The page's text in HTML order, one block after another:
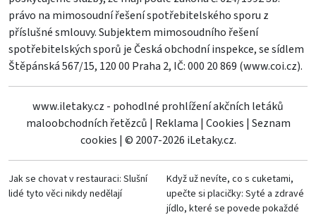
právo na mimosoudní řešení spotřebitelského sporu z
příslušné smlouvy. Subjektem mimosoudního řešení
spotřebitelských sporů je Česká obchodní inspekce, se sídlem
Štěpánská 567/15, 120 00 Praha 2, IČ: 000 20 869 (www.coi.cz).
www.iletaky.cz - pohodlné prohlížení akčních letáků
maloobchodních řetězců | Reklama | Cookies | Seznam
cookies | © 2007-2026 iLetaky.cz.
Jak se chovat v restauraci: Slušní
lidé tyto věci nikdy nedělají
Když už nevíte, co s cuketami,
upečte si placičky: Syté a zdravé
jídlo, které se povede pokaždé